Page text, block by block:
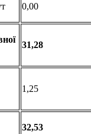
0,00
31,28
1,25
32,53